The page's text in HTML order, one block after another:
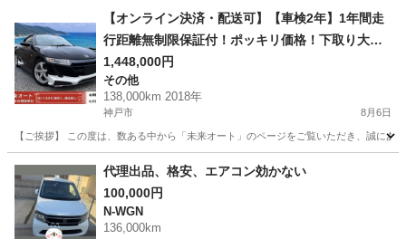
法華口駅 バモス 車中泊
【オンライン決済・配送可】【車検2年】1年間走
行距離無制限保証付！ポッキリ価格！下取り大歓
迎🙆‍♂️S660 ローン＆カード決済⭕️
1,448,000円
その他
138,000km 2018年
神戸市 8月6日
【ご挨拶】 この度は、数ある中から「未来オート」のページをご覧いただき、誠に
兵庫 神戸市 その他
代理出品、格安、エアコン効かない
100,000円
N-WGN
136,000km